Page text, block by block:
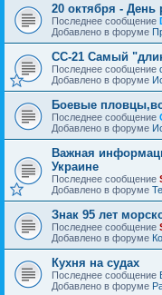
20 октября -
Последнее сообщение
Добавлено в форуме
СС-21 Самый
Последнее сообщение
Добавлено в форуме
Боевые
Последнее сообщение
Добавлено в форуме
Важная
Украине
Последнее сообщение
Добавлено в форуме
Знак 95 лет
Последнее сообщение
Добавлено в форуме
Кухня на судах
Последнее сообщение
Добавлено в форуме